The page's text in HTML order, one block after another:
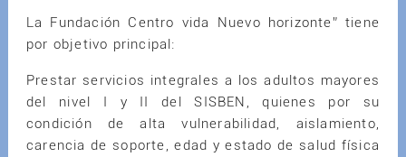
La Fundación Centro vida Nuevo horizonte” tiene
por objetivo principal:
Prestar servicios integrales a los adultos mayores
del nivel I y II del SISBEN, quienes por su
condición de alta vulnerabilidad, aislamiento,
carencia de soporte, edad y estado de salud física